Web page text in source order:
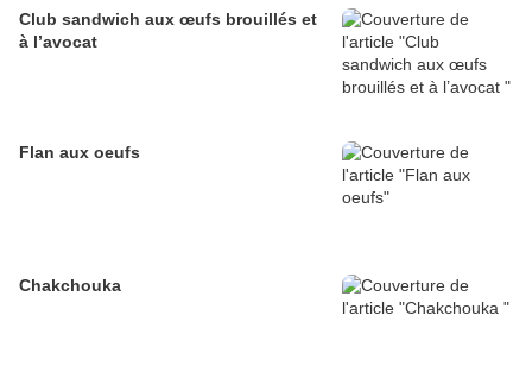
Club sandwich aux œufs brouillés et
à l’avocat
Flan aux oeufs
Chakchouka